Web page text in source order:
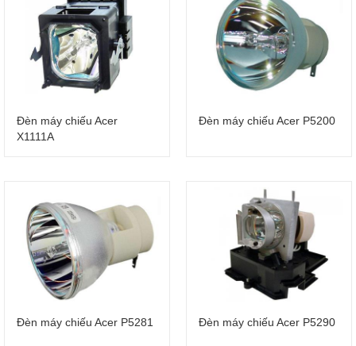
Đèn máy chiếu Acer
X1111A
Đèn máy chiếu Acer P5200
Đèn máy chiếu Acer P5281 Đèn máy chiếu Acer P5290